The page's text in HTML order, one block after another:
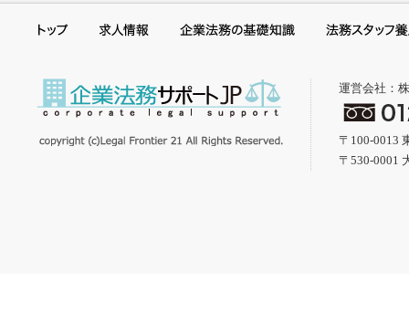
運営会社：
〒100-0013
〒530-0001